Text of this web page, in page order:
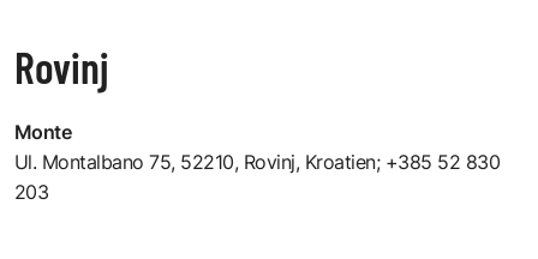
Rovinj
Monte
Ul. Montalbano 75, 52210, Rovinj, Kroatien; +385 52 830
203